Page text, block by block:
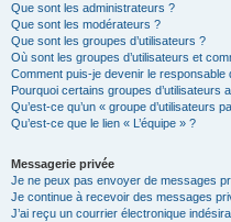
Que sont les administrateurs ?
Que sont les modérateurs ?
Que sont les groupes d’utilisateurs ?
Où sont les groupes d’utilisateurs et
Comment puis-je devenir le responsable
Pourquoi certains groupes d’utilisateurs
Qu’est-ce qu’un « groupe d’utilisateurs
Qu’est-ce que le lien « L’équipe » ?
Messagerie privée
Je ne peux pas envoyer de messages
Je continue à recevoir des messages
J’ai reçu un courrier électronique